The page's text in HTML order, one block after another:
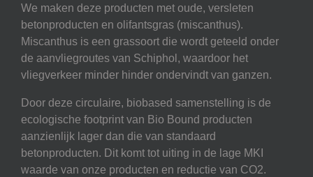
We maken deze producten met oude, versleten
betonproducten en olifantsgras (miscanthus).
Miscanthus is een grassoort die wordt geteeld onder
de aanvliegroutes van Schiphol, waardoor het
vliegverkeer minder hinder ondervindt van ganzen.
Door deze circulaire, biobased samenstelling is de
ecologische footprint van Bio Bound producten
aanzienlijk lager dan die van standaard
betonproducten. Dit komt tot uiting in de lage MKI
waarde van onze producten en reductie van CO2.